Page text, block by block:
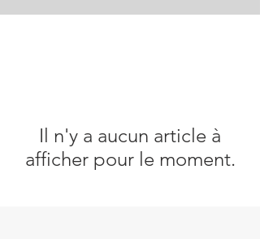
Il n'y a aucun article à
afficher pour le moment.